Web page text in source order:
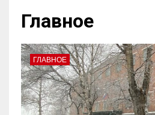
Главное
ГЛАВНОЕ